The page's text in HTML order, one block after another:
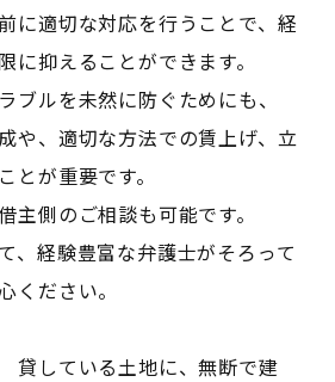
に適切な対応を行うことで、経
に抑えることができます。
ブルを未然に防ぐためにも、
や、適切な方法での賃上げ、立
とが重要です。
主側のご相談も可能です。
、経験豊富な弁護士がそろって
ください。
貸している土地に、無断で建